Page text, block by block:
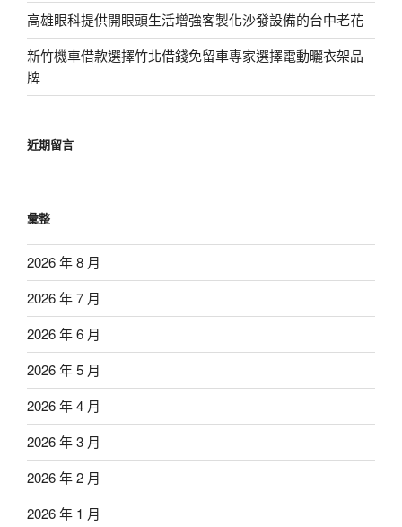
高雄眼科提供開眼頭生活增強客製化沙發設備的台中老花
新竹機車借款選擇竹北借錢免留車專家選擇電動曬衣架品
牌
近期留言
彙整
2026 年 8 月
2026 年 7 月
2026 年 6 月
2026 年 5 月
2026 年 4 月
2026 年 3 月
2026 年 2 月
2026 年 1 月